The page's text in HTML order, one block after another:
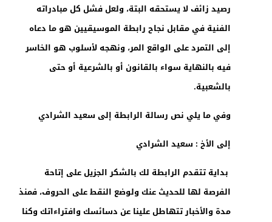
رصيد زائف لا يستحقه البتة، ولعل فشل كل مبادراته
الفنية في مقابل نجاح رابطة الموسيقيين هو ما دعاه
إلى التمرد على الواقع المر، ونهجه لأسلوب هو الخاسر
فيه بالنهاية سواء بالقانون أو بالشرعية أو حتى
بالشعبية.
وفي ما يلي نص رسالة الرابطة إلى سعيد الشرادي
إلى الأخ : سعيد الشرادي
بداية تتقدم الرابطة لك بالشكر الجزيل على إتاحة
الفرصة لها للحديث عنك ولوضع النقط على الحروف، فمنذ
مدة والأخبار تتهاطل علينا عن دسائسك وافتراءاتك وكنا